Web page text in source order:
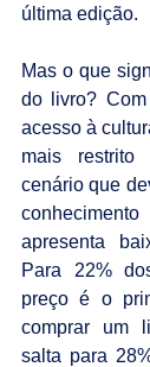
última edição.
Mas o que
do livro?
acesso à
mais restrito
cenário que
apresenta
Para 22%
preço é o
comprar um
salta para